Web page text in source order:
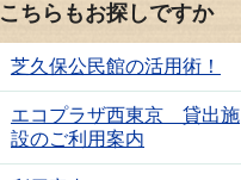
こちらもお探しですか
芝久保公民館の活用術！
エコプラザ西東京 貸出施
設のご利用案内